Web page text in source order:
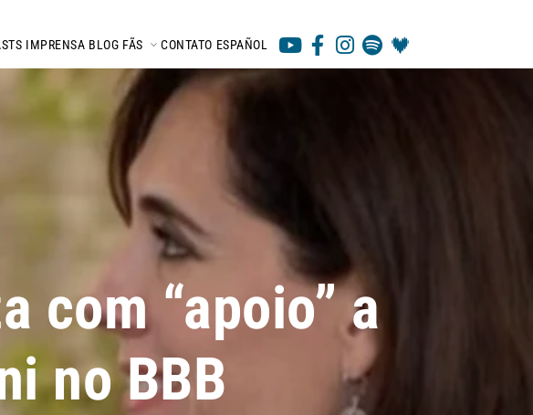
IMPRENSA BLOG FÃS CONTATO ESPAÑOL
com “apoio” a
no BBB